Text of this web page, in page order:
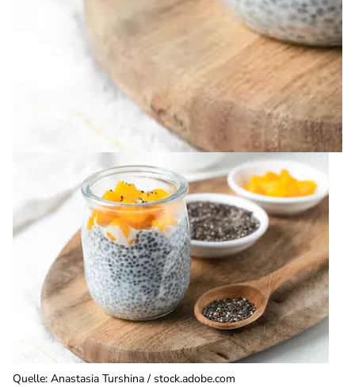
Quelle: Anastasia Turshina / stock.adobe.com